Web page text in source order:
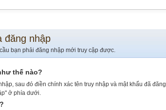
đăng nhập
bạn phải đăng nhập mới truy cập được.
thế nào?
sau đó điền chính xác tên truy nhập và mật khẩu đã đăng
ở phía dưới.